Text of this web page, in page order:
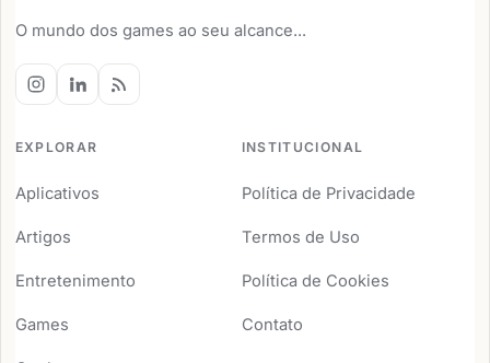
O mundo dos games ao seu alcance...
EXPLORAR
Aplicativos
Artigos
Entretenimento
Games
INSTITUCIONAL
Política de Privacidade
Termos de Uso
Política de Cookies
Contato